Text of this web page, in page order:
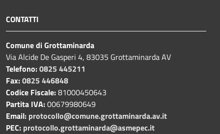
CONTATTI
Comune di Grottaminarda
Via Alcide De Gasperi 4, 83035 Grottaminarda AV
Telefono:0825 445211
Fax:0825 446848
Codice Fiscale:81000450643
Partita IVA:00679980649
Email: protocollo@comune.grottaminarda.av.it
PEC: protocollo.grottaminarda@asmepec.it